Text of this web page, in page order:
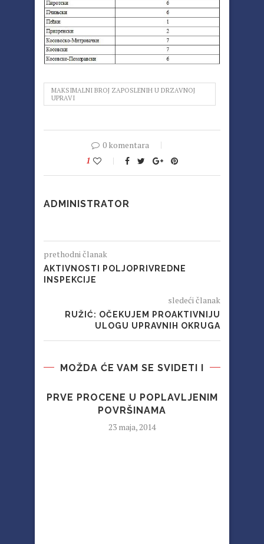
MAKSIMALNI BROJ ZAPOSLENIH U DRZAVNOJ
UPRAVI
0 komentara
1
ADMINISTRATOR
prethodni članak
AKTIVNOSTI POLJOPRIVREDNE
INSPEKCIJE
sledeći članak
RUŽIĆ: OČEKUJEM PROAKTIVNIJU
ULOGU UPRAVNIH OKRUGA
MOŽDA ĆE VAM SE SVIDETI I
PRVE PROCENE U POPLAVLJENIM
POVRŠINAMA
23 maja, 2014